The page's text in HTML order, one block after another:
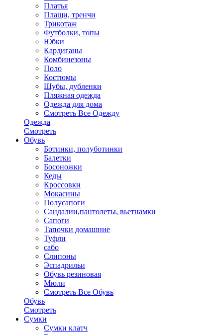
Платья
Плащи, тренчи
Трикотаж
Футболки, топы
Юбки
Кардиганы
Комбинезоны
Поло
Костюмы
Шубы, дубленки
Пляжная одежда
Одежда для дома
Смотреть Все Одежду
Одежда
Смотреть
Обувь
Ботинки, полуботинки
Балетки
Босоножки
Кеды
Кроссовки
Мокасины
Полусапоги
Сандалии,пантолеты, вьетнамки
Сапоги
Тапочки домашние
Туфли
сабо
Слипоны
Эспадрильи
Обувь резиновая
Мюли
Смотреть Все Обувь
Обувь
Смотреть
Сумки
Сумки клатч